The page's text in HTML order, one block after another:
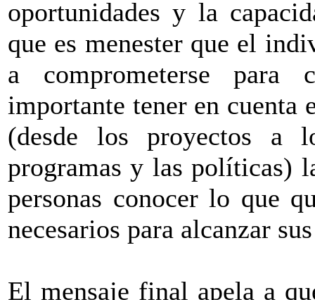
oportunidades y la
que es menester que el
a comprometerse para
importante tener en cuenta
(desde los proyectos a
programas y las políticas)
personas conocer lo que
necesarios para alcanzar
El mensaje final apela a